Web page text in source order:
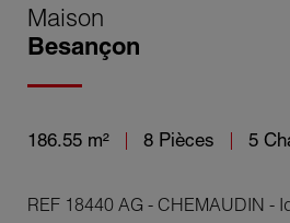
Maison
Besançon
186.55 m² 8 Pièces 5
REF 18440 AG - CHEMAUDIN -